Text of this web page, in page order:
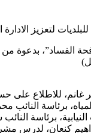
مكافحة الفساد”،